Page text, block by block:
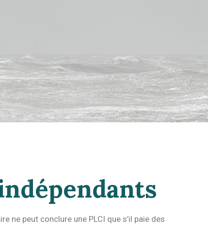
ne peut conclure une PLCI que s’il paie des